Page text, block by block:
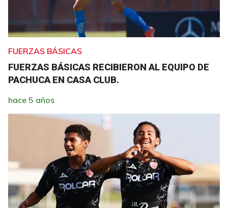
FUERZAS BÁSICAS
FUERZAS BÁSICAS RECIBIERON AL EQUIPO DE
PACHUCA EN CASA CLUB.
hace 5 años